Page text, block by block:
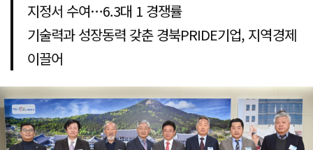
지정서 수여…6.3대 1 경쟁률
기술력과 성장동력 갖춘 경북PRIDE기업, 지역경제
이끌어